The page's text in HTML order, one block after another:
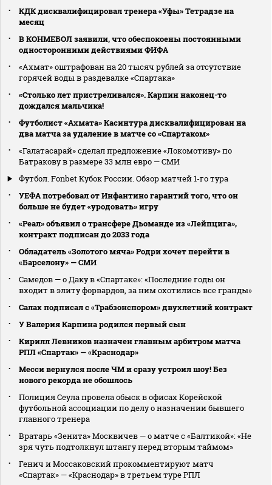
КДК дисквалифицировал тренера «Уфы» Тетрадзе на
месяц
В КОНМЕБОЛ заявили, что обеспокоены постоянными
односторонними действиями ФИФА
«Ахмат» оштрафован на 20 тысяч рублей за отсутствие
горячей воды в раздевалке «Спартака»
«Столько лет пристреливался». Карпин наконец-то
дождался мальчика!
Футболист «Ахмата» Касинтура дисквалифицирован на
два матча за удаление в матче со «Спартаком»
«Галатасарай» сделал предложение «Локомотиву» по
Батракову в размере 33 млн евро — СМИ
Футбол. Fonbet Кубок России. Обзор матчей 1-го тура
УЕФА потребовал от Инфантино гарантий того, что он
больше не будет «уродовать» игру
«Реал» объявил о трансфере Дьоманде из «Лейпцига»,
контракт подписан до 2033 года
Обладатель «Золотого мяча» Родри хочет перейти в
«Барселону» — СМИ
Самедов — о Даку в «Спартаке»: «Последние годы он
входит в элиту форвардов, за ним охотились все гранды»
Салах подписал с «Трабзонспором» двухлетний контракт
У Валерия Карпина родился первый сын
Кирилл Левников назначен главным арбитром матча
РПЛ «Спартак» — «Краснодар»
Месси вернулся после ЧМ и сразу устроил шоу! Без
нового рекорда не обошлось
Полиция Сеула провела обыск в офисах Корейской
футбольной ассоциации по делу о назначении бывшего
главного тренера
Вратарь «Зенита» Москвичев — о матче с «Балтикой»: «Не
зря чуть подтолкнул штангу перед вторым таймом»
Генич и Моссаковский прокомментируют матч
«Спартак» — «Краснодар» в третьем туре РПЛ